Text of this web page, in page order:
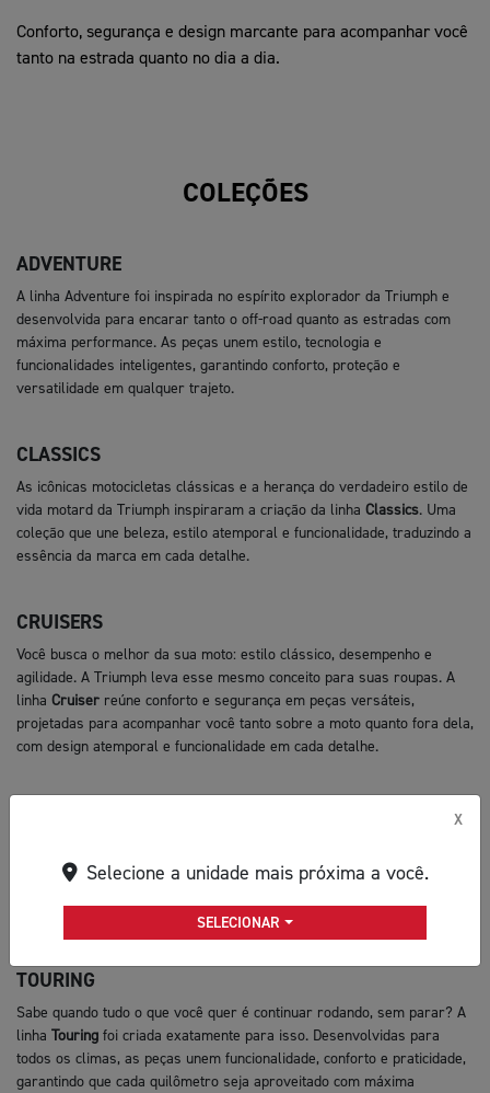
Conforto, segurança e design marcante para acompanhar você
tanto na estrada quanto no dia a dia.
COLEÇÕES
ADVENTURE
A linha Adventure foi inspirada no espírito explorador da Triumph e
desenvolvida para encarar tanto o off-road quanto as estradas com
máxima performance. As peças unem estilo, tecnologia e
funcionalidades inteligentes, garantindo conforto, proteção e
versatilidade em qualquer trajeto.
CLASSICS
As icônicas motocicletas clássicas e a herança do verdadeiro estilo de
vida motard da Triumph inspiraram a criação da linha Classics. Uma
coleção que une beleza, estilo atemporal e funcionalidade, traduzindo a
essência da marca em cada detalhe.
CRUISERS
Você busca o melhor da sua moto: estilo clássico, desempenho e
agilidade. A Triumph leva esse mesmo conceito para suas roupas. A
linha Cruiser reúne conforto e segurança em peças versáteis,
projetadas para acompanhar você tanto sobre a moto quanto fora dela,
com design atemporal e funcionalidade em cada detalhe.
das icônicas motos da categoria, a coleção combina design marcante,
tecnologia e inovação para que você pilote com confiança, liberdade e
TOURING
Sabe quando tudo o que você quer é continuar rodando, sem parar? A
linha Touring foi criada exatamente para isso. Desenvolvidas para
todos os climas, as peças unem funcionalidade, conforto e praticidade,
garantindo que cada quilômetro seja aproveitado com máxima
X
Selecione a unidade mais próxima a você.
SELECIONAR